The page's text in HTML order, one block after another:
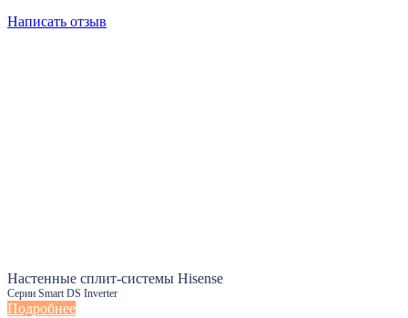
Написать отзыв
Настенные сплит-системы Hisense
Серии Smart DS Inverter
Подробнее